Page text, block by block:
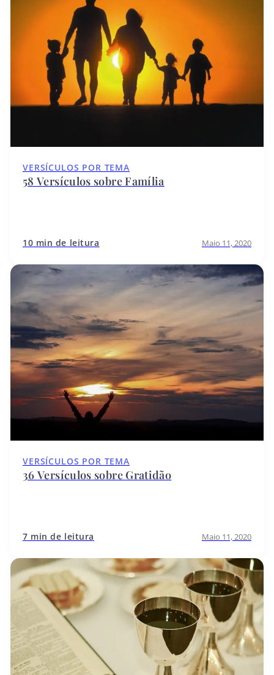
VERSÍCULOS POR TEMA
58 Versículos sobre Família
10 min de leitura Maio 11, 2020
VERSÍCULOS POR TEMA
36 Versículos sobre Gratidão
7 min de leitura Maio 11, 2020